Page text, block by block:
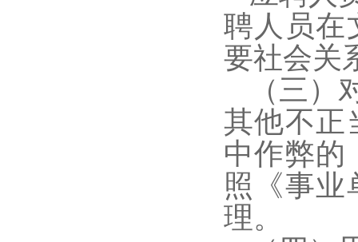
聘人员在
要社会关
（三
其他不正
中作弊的
照《事业
理。